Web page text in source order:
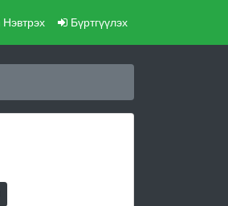
Нэвтрэх Бүртгүүлэх